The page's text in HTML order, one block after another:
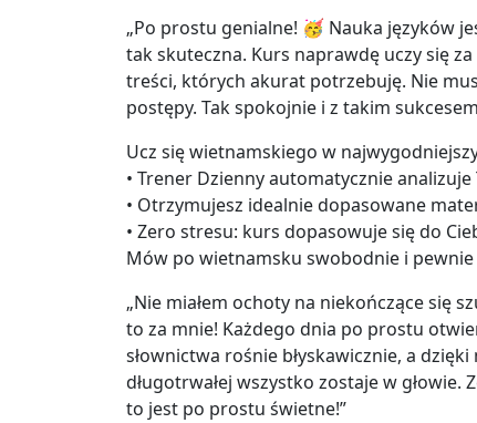
„Po prostu genialne! 🥳 Nauka języków
tak skuteczna. Kurs naprawdę uczy się
treści, których akurat potrzebuję. Nie
postępy. Tak spokojnie i z takim
Ucz się wietnamskiego w
• Trener Dzienny automatycznie
• Otrzymujesz idealnie dopasowane
• Zero stresu: kurs dopasowuje się do
Mów po wietnamsku swobodnie i
„Nie miałem ochoty na niekończące się
to za mnie! Każdego dnia po prostu
słownictwa rośnie błyskawicznie, a
długotrwałej wszystko zostaje w
to jest po prostu świetne!”